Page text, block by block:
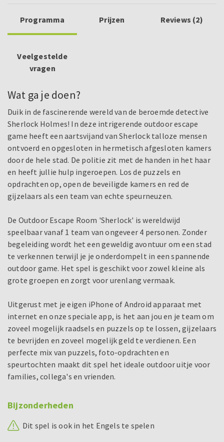
Programma Prijzen Reviews (2)
Veelgestelde
vragen
Wat ga je doen?
Duik in de fascinerende wereld van de beroemde detective
Sherlock Holmes! In deze intrigerende outdoor escape
game heeft een aartsvijand van Sherlock talloze mensen
ontvoerd en opgesloten in hermetisch afgesloten kamers
door de hele stad. De politie zit met de handen in het haar
en heeft jullie hulp ingeroepen. Los de puzzels en
opdrachten op, open de beveiligde kamers en red de
gijzelaars als een team van echte speurneuzen.
De Outdoor Escape Room 'Sherlock' is wereldwijd
speelbaar vanaf 1 team van ongeveer 4 personen. Zonder
begeleiding wordt het een geweldig avontuur om een stad
te verkennen terwijl je je onderdompelt in een spannende
outdoor game. Het spel is geschikt voor zowel kleine als
grote groepen en zorgt voor urenlang vermaak.
Uitgerust met je eigen iPhone of Android apparaat met
internet en onze speciale app, is het aan jou en je team om
zoveel mogelijk raadsels en puzzels op te lossen, gijzelaars
te bevrijden en zoveel mogelijk geld te verdienen. Een
perfecte mix van puzzels, foto-opdrachten en
speurtochten maakt dit spel het ideale outdoor uitje voor
families, collega's en vrienden.
Bijzonderheden
Dit spel is ook in het Engels te spelen